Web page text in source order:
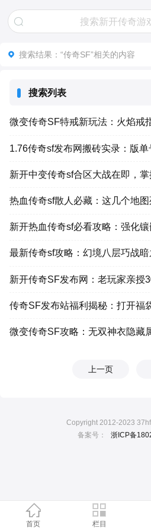
搜索结果： “传奇SF”相关的内容
搜索列表
上一页
Copyright 2012-2023
备案号：
浙ICP备
首页 栏目